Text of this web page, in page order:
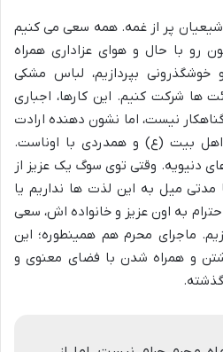
پر از غمه. همه سعی می کنیم
رو با حال و هوای عزاداری همراه
خوشگذرونی بپردازیم، لباس مشکی
ها شرکت کنیم. این کارها، اجباری
نیست، اما نشون دهنده ارادت
اهل بیت (ع) و همدردی با اوناست.
دنیویه. وقتی توی سوگ یک عزیز از
مدتی میل به این لذت ها نداریم یا
به اون عزیز و خانواده اش، سعی
ماجرای محرم هم همینطوره؛ این
و همراه شدن با فضای معنوی و